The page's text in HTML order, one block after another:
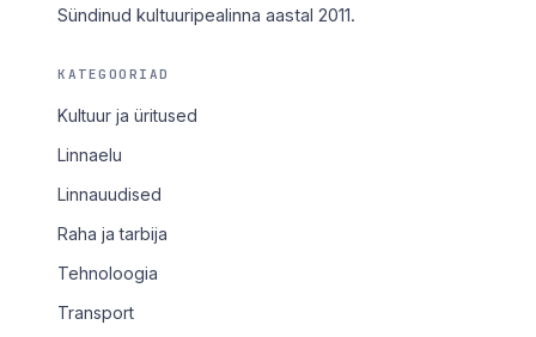
Sündinud kultuuripealinna aastal 2011.
KATEGOORIAD
Kultuur ja üritused
Linnaelu
Linnauudised
Raha ja tarbija
Tehnoloogia
Transport